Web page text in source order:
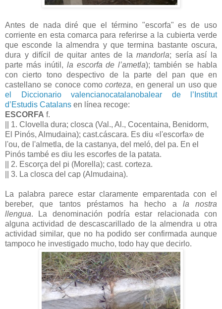
Antes de nada diré que el término "escorfa" es de uso
corriente en esta comarca para referirse a la cubierta verde
que esconde la almendra y que termina bastante oscura,
dura y difícil de quitar antes de lamandorla; sería así la
parte más inútil, la escorfa de l’ametla); también se habla
con cierto tono despectivo de la parte del pan que en
castellano se conoce comocorteza, en general un uso que
el Diccionario valencianocatalanobalear de l’Institut
d’Estudis Catalans en línea recoge:
ESCORFA f.
|| 1. Clovella dura; closca (Val., Al., Cocentaina, Benidorm,
El Pinós, Almudaina); cast.cáscara. Es diu «l'escorfa» de
l'ou, de l'almetla, de la castanya, del meló, del pa. En el
Pinós també es diu les escorfes de la patata.
|| 2. Escorça del pi (Morella); cast. corteza.
|| 3. La closca del cap (Almudaina).
La palabra parece estar claramente emparentada con el
bereber, que tantos préstamos ha hecho a la nostra
llengua.
La denominación podría estar relacionada con
alguna actividad de descascarillado de la almendra u otra
actividad similar, que no ha podido ser confirmada aunque
tampoco he investigado mucho, todo hay que decirlo.